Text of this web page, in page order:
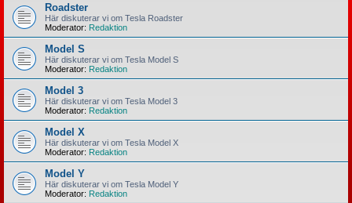
Roadster
Här diskuterar vi om Tesla Roadster
Moderator: Redaktion
Model S
Här diskuterar vi om Tesla Model S
Moderator: Redaktion
Model 3
Här diskuterar vi om Tesla Model 3
Moderator: Redaktion
Model X
Här diskuterar vi om Tesla Model X
Moderator: Redaktion
Model Y
Här diskuterar vi om Tesla Model Y
Moderator: Redaktion